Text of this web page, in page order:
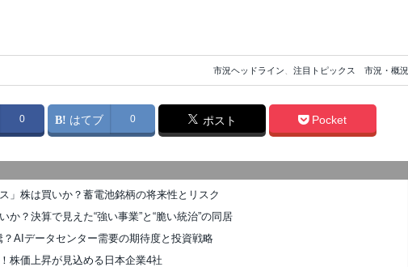
市況ヘッドライン 注目トピックス 市況・概況
0 はてブ 0 ポスト Pocket
」株は買いか？蓄電池銘柄の将来性とリスク
か？決算で見えた“強い事業”と“脆い統治”の同居
AIデータセンター需要の期待度と投資戦略
株価上昇が見込める日本企業4社